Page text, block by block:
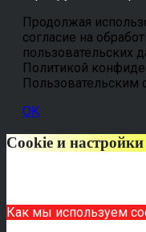
Продолжая
согласие на
пользовательских
Политикой
Пользовательским
OK
Cookie и
Как мы используем